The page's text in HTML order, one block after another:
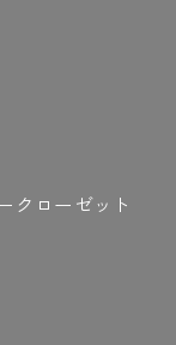
クローゼット